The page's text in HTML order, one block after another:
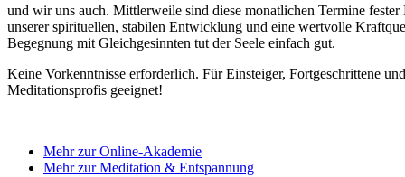
und wir uns auch. Mittlerweile sind diese monatlichen Termine fester
unserer spirituellen, stabilen Entwicklung und eine wertvolle
Begegnung mit Gleichgesinnten tut der Seele einfach gut.
Keine Vorkenntnisse erforderlich. Für Einsteiger, Fortgeschrittene und
Meditationsprofis geeignet!
Mehr zur Online-Akademie
Mehr zur Meditation & Entspannung